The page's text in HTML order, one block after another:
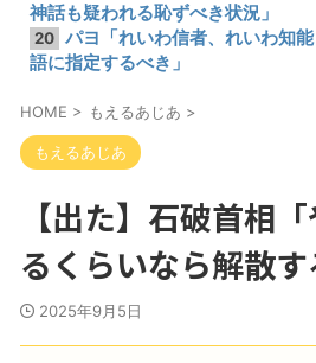
神話も疑われる恥ずべき状況」
20 パヨ「れいわ信者、れいわ知
語に指定するべき」
HOME > もえるあじあ >
もえるあじあ
【出た】石破首相
るくらいなら解散
2025年9月5日